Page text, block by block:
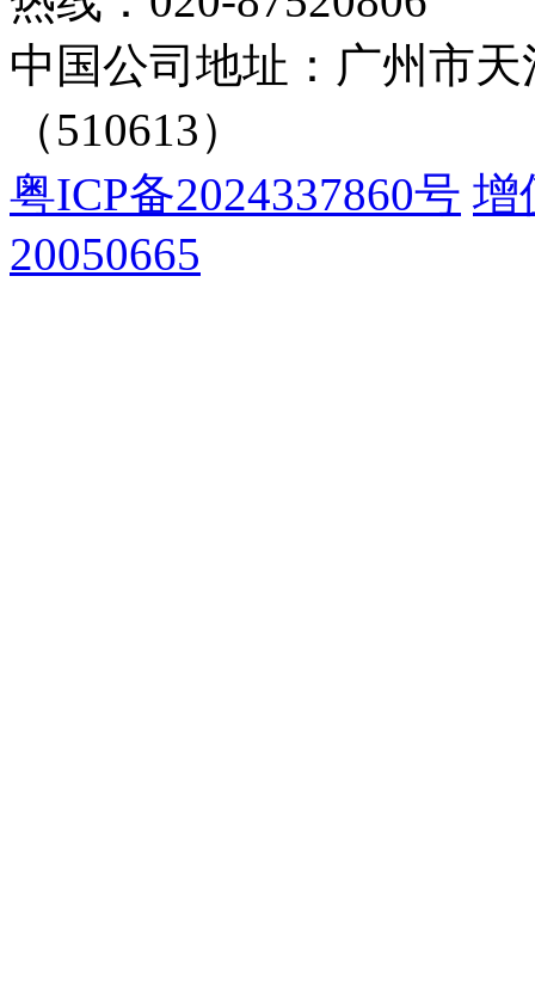
中国公司地址：广州市
（510613）
粤ICP备2024337860号 增
20050665